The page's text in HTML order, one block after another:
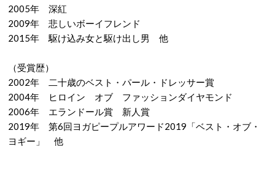
2005年 深紅
2009年 悲しいボーイフレンド
2015年 駆け込み女と駆け出し男 他
（受賞歴）
2002年 二十歳のベスト・パール・ドレッサー賞
2004年 ヒロイン オブ ファッションダイヤモンド
2006年 エランドール賞 新人賞
2019年 第6回ヨガピープルアワード2019「ベスト・オブ・
ヨギー」 他